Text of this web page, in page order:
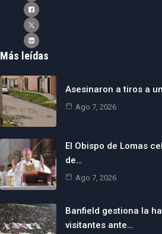
Más leídas
Asesinaron a tiros a
Ago 7, 2026
El Obispo de Lomas
de…
Ago 7, 2026
Banfield gestiona la
visitantes ante…